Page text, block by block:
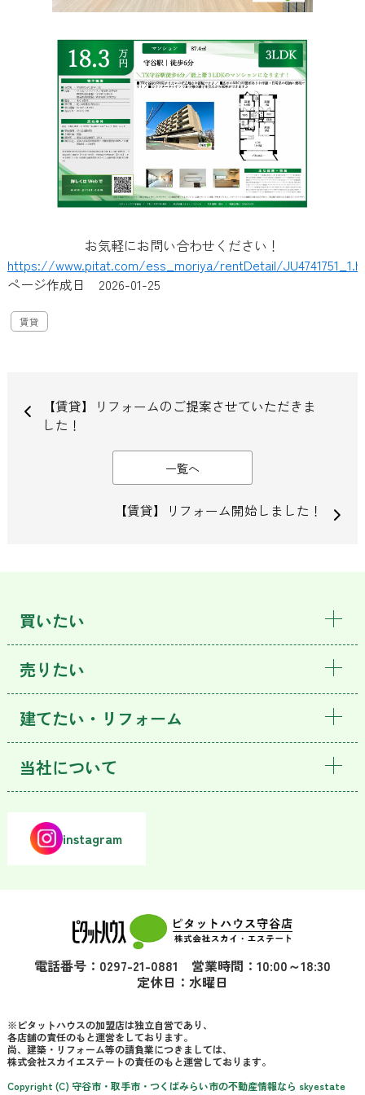
お気軽にお問い合わせください！
https://www.pitat.com/ess_moriya/rentDetail/
ページ作成日 2026-01-25
賃貸
【賃貸】リフォームのご提案させていただきま
した！
一覧へ
【賃貸】リフォーム開始しました！
買いたい
売りたい
建てたい・リフォーム
当社について
instagram
電話番号：0297-21-0881 営業時間：10:00～18:30
定休日：水曜日
※ピタットハウスの加盟店は独立自営であり、
各店舗の責任のもと運営をしております。
尚、建築・リフォーム等の請負業につきましては、
株式会社スカイエステートの責任のもと運営しております。
Copyright (C) 守谷市・取手市・つくばみらい市の不動産情報なら skyestate